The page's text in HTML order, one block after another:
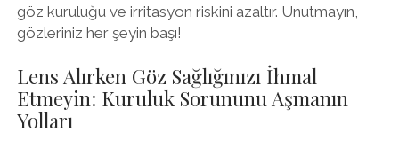
göz kuruluğu ve irritasyon riskini azaltır. Unutmayın,
gözleriniz her şeyin başı!
Lens Alırken Göz Sağlığınızı İhmal
Etmeyin: Kuruluk Sorununu Aşmanın
Yolları